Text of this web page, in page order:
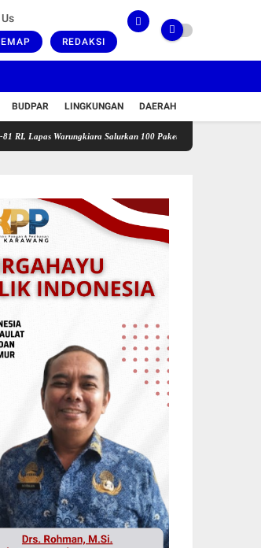
REDAKSI
BUDPAR LINGKUNGAN DAERAH
Warungkiara Salurkan 100 Paket Bansos dan Gelar Cek Kesehatan